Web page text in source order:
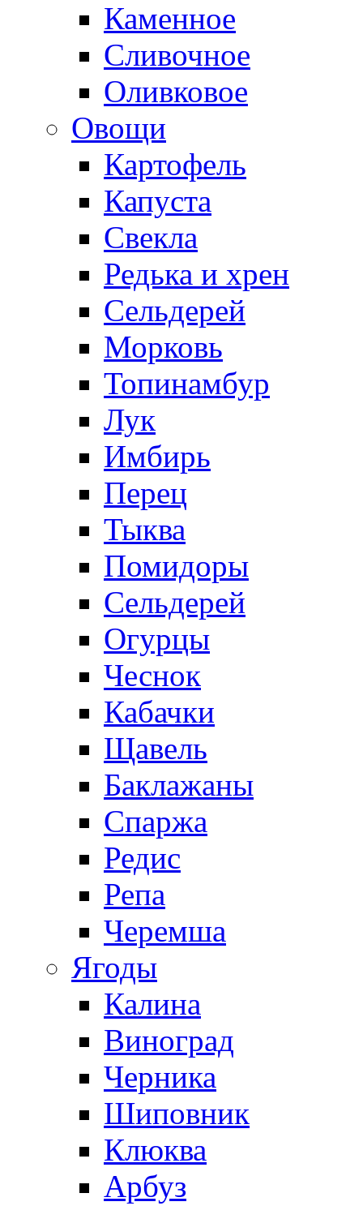
Каменное
Сливочное
Оливковое
Овощи
Картофель
Капуста
Свекла
Редька и хрен
Сельдерей
Морковь
Топинамбур
Лук
Имбирь
Перец
Тыква
Помидоры
Сельдерей
Огурцы
Чеснок
Кабачки
Щавель
Баклажаны
Спаржа
Редис
Репа
Черемша
Ягоды
Калина
Виноград
Черника
Шиповник
Клюква
Арбуз